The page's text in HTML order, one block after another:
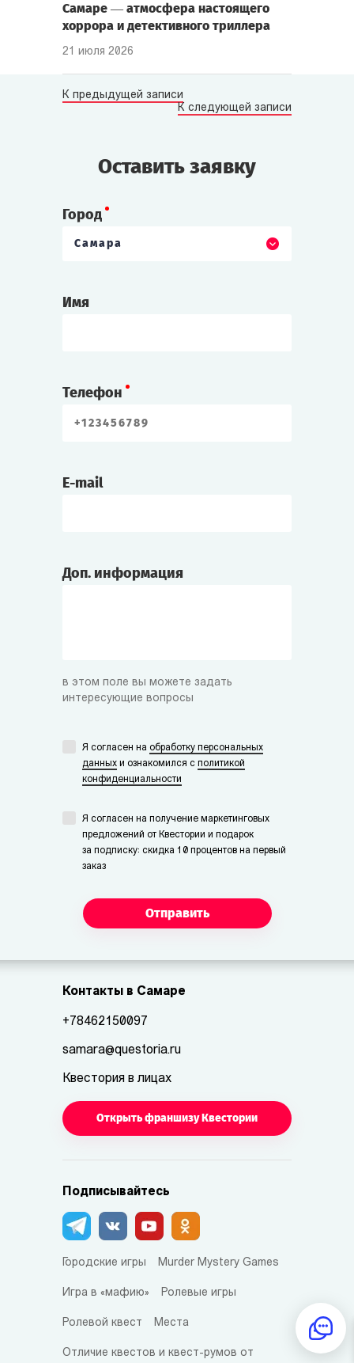
Самаре — атмосфера настоящего
хоррора и детективного триллера
21 июля 2026
К предыдущей записи
К следующей записи
Оставить заявку
Город
Самара
Имя
Телефон
E-mail
Доп. информация
в этом поле вы можете задать
интересующие вопросы
Я согласен на обработку персональных
данных и ознакомился с политикой
конфиденциальности
Я согласен на получение маркетинговых
предложений от Квестории и подарок
за подписку: скидка 10 процентов на первый
заказ
Отправить
Контакты в Самаре
+78462150097
samara@questoria.ru
Квестория в лицах
Открыть франшизу Квестории
Подписывайтесь
Городские игры Murder Mystery Games
Игра в «мафию» Ролевые игры
Ролевой квест Места
Отличие квестов и квест-румов от